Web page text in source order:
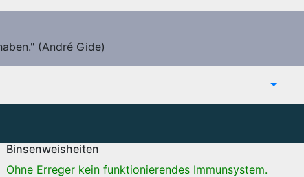
(André Gide)
Binsenweisheiten
Ohne Erreger kein funktionierendes Immunsystem.